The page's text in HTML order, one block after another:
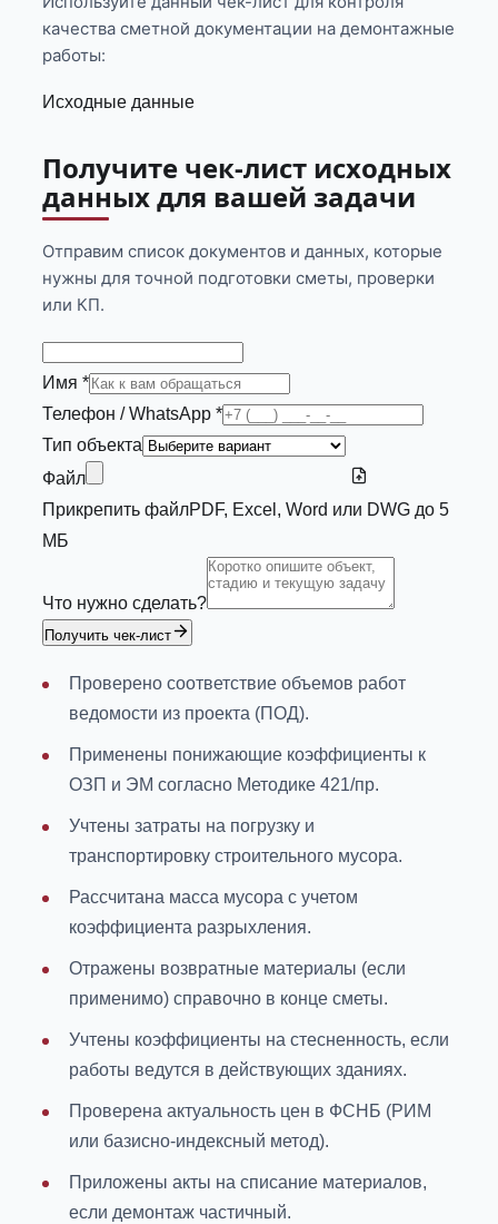
качества сметной документации на демонтажные
работы:
Исходные данные
Получите чек-лист исходных
данных для вашей задачи
Отправим список документов и данных, которые
нужны для точной подготовки сметы, проверки
или КП.
Имя *
Телефон / WhatsApp *
Тип объекта
Файл
Прикрепить файлPDF, Excel, Word или DWG до 5
МБ
Что нужно сделать?
Получить чек-лист
Проверено соответствие объемов работ
ведомости из проекта (ПОД).
Применены понижающие коэффициенты к
ОЗП и ЭМ согласно Методике 421/пр.
Учтены затраты на погрузку и
транспортировку строительного мусора.
Рассчитана масса мусора с учетом
коэффициента разрыхления.
Отражены возвратные материалы (если
применимо) справочно в конце сметы.
Учтены коэффициенты на стесненность, если
работы ведутся в действующих зданиях.
Проверена актуальность цен в ФСНБ (РИМ
или базисно-индексный метод).
Приложены акты на списание материалов,
если демонтаж частичный.